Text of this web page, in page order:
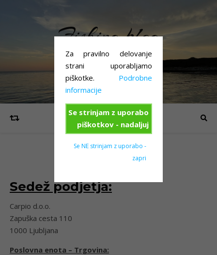
Za pravilno delovanje
strani uporabljamo
piškotke. Podrobne
informacije
Se strinjam z uporabo
piškotkov - nadaljuj
Se NE strinjam z uporabo -
zapri
Fishing blog
ribolovna-oprema.si
KONTAKT
Sedež podjetja:
Carpio d.o.o.
Zapuška cesta 110
1000 Ljubljana
Poslovna enota – Trgovina: